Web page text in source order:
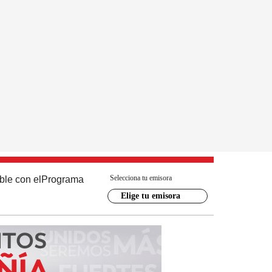
con el Programa Selecciona tu emisora
Elige tu emisora